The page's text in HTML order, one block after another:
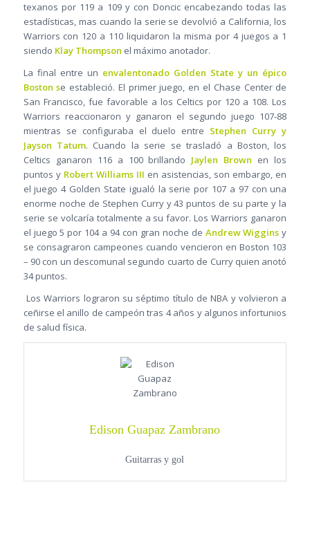
texanos por 119 a 109 y con Doncic encabezando todas las
estadísticas, mas cuando la serie se devolvió a California, los
Warriors con 120 a 110 liquidaron la misma por 4 juegos a 1
siendo Klay Thompson el máximo anotador.
La final entre un envalentonado Golden State y un épico
Boston se estableció. El primer juego, en el Chase Center de
San Francisco, fue favorable a los Celtics por 120 a 108. Los
Warriors reaccionaron y ganaron el segundo juego 107-88
mientras se configuraba el duelo entre Stephen Curry y
Jayson Tatum. Cuando la serie se trasladó a Boston, los
Celtics ganaron 116 a 100 brillando Jaylen Brown en los
puntos y Robert Williams III en asistencias, son embargo, en
el juego 4 Golden State igualó la serie por 107 a 97 con una
enorme noche de Stephen Curry y 43 puntos de su parte y la
serie se volcaría totalmente a su favor. Los Warriors ganaron
el juego 5 por 104 a 94 con gran noche de Andrew Wiggins y
se consagraron campeones cuando vencieron en Boston 103
– 90 con un descomunal segundo cuarto de Curry quien anotó
34 puntos.
Los Warriors lograron su séptimo título de NBA y volvieron a
ceñirse el anillo de campeón tras 4 años y algunos infortunios
de salud física.
Edison Guapaz Zambrano
Guitarras y gol